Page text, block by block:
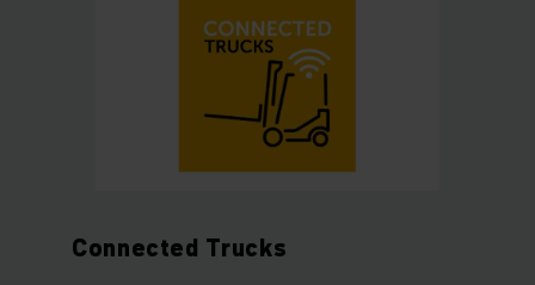
Connected Trucks